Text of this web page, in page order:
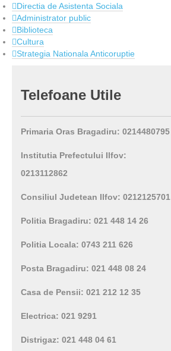
Directia de Asistenta Sociala
Administrator public
Biblioteca
Cultura
Strategia Nationala Anticoruptie
Telefoane Utile
Primaria Oras Bragadiru: 0214480795
Institutia Prefectului Ilfov:
0213112862
Consiliul Judetean Ilfov: 0212125701
Politia Bragadiru: 021 448 14 26
Politia Locala: 0743 211 626
Posta Bragadiru: 021 448 08 24
Casa de Pensii: 021 212 12 35
Electrica: 021 9291
Distrigaz: 021 448 04 61